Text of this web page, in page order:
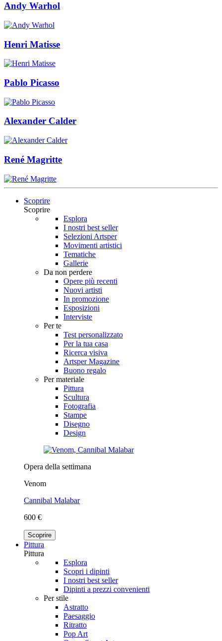
Andy Warhol
Henri Matisse
Pablo Picasso
Alexander Calder
René Magritte
Scoprire
Scoprire
Esplora
I nostri best seller
Selezioni Artsper
Movimenti artistici
Tematiche
Gallerie
Da non perdere
Opere più recenti
Nuovi artisti
In promozione
Esposizioni
Interviste
Per te
Test personalizzato
Per la tua casa
Ricerca visiva
Artsper Magazine
Buono regalo
Per materiale
Pittura
Scultura
Fotografia
Stampe
Disegno
Design
Opera della settimana
Venom
Cannibal Malabar
600 €
Scoprire
Pittura
Pittura
Esplora
Scopri i dipinti
I nostri best seller
Dipinti a prezzi convenienti
Per stile
Astratto
Paesaggio
Ritratto
Pop Art